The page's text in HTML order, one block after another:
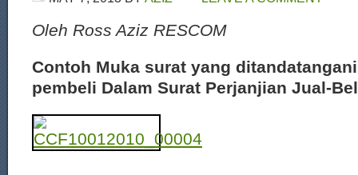
Oleh Ross Aziz RESCOM
Contoh Muka surat yang
pembeli Dalam Surat Perjanjian Jual-